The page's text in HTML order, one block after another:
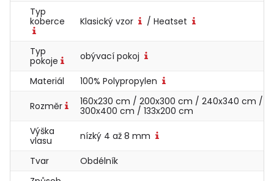
Typ
koberce
Klasický vzor / Heatset
Typ
pokoje
obývací pokoj
Materiál 100% Polypropylen
Rozměr
160x230 cm / 200x300 cm / 240x340 cm /
300x400 cm / 133x200 cm
Výška
vlasu
nízký 4 až 8 mm
Tvar
Obdélník